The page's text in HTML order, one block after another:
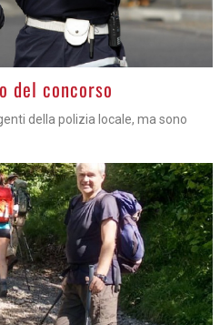
del concorso
della polizia locale, ma sono